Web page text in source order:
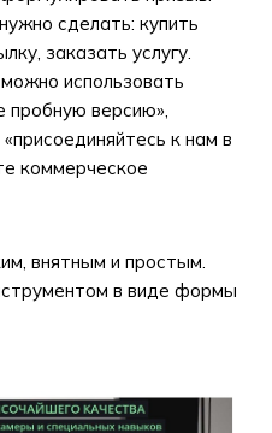
сделать: купить
заказать услугу.
использовать
пробную версию»,
к нам в
коммерческое
внятным и простым.
в виде формы